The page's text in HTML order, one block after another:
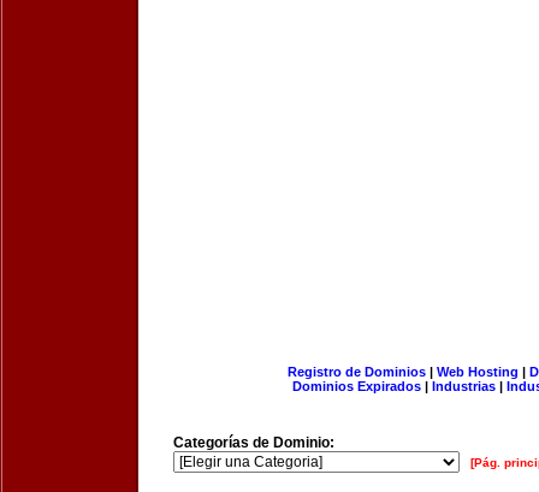
Registro de Dominios| Web Hosting |
Dominios Expirados | Industrias |
Categorías de Dominio:
[Pág.